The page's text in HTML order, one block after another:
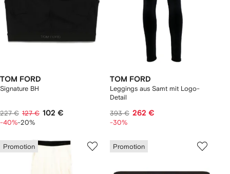
TOM FORD
Signature BH
227 € 127 € 102 €
-40%-20%
TOM FORD
Leggings aus Samt mit Logo-
Detail
393 € 262 €
-30%
Promotion Promotion